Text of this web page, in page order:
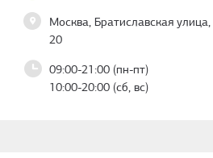
Москва, Братиславская улица,
20
09:00-21:00 (пн-пт)
10:00-20:00 (сб, вс)